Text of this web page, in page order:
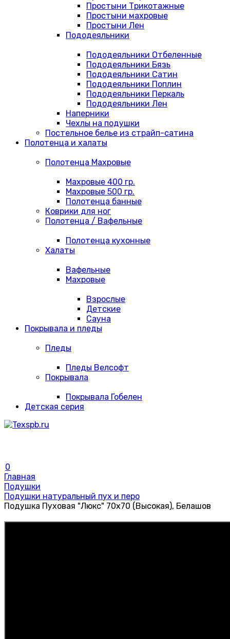
Простыни Трикотажные
Простыни махровые
Простыни Лен
Пододеяльники
Пододеяльники Отбеленные
Пододеяльники Бязь
Пододеяльники Сатин
Пододеяльники Поплин
Пододеяльники Перкаль
Пододеяльники Лен
Наперники
Чехлы на подушки
Постельное белье из страйп-сатина
Полотенца и халаты
Полотенца Махровые
Махровые 400 гр.
Махровые 500 гр.
Полотенца банные
Коврики для ног
Полотенца / Вафельные
Полотенца кухонные
Халаты
Вафельные
Махровые
Взрослые
Детские
Сауна
Покрывала и пледы
Пледы
Пледы Велсофт
Покрывала
Покрывала Гобелен
Детская серия
0
Главная
Подушки
Подушки натуральный пух и перо
Подушка Пуховая "Люкс" 70х70 (Высокая), Белашов